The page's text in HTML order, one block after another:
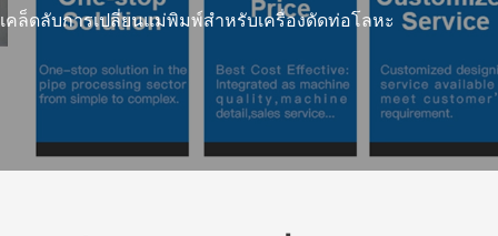
เคล็ดลับการเปลี่ยนแม่พิมพ์สําหรับเครื่องดัดท่อโลหะ